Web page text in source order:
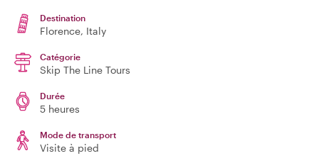
Destination
Florence, Italy
Catégorie
Skip The Line Tours
Durée
5 heures
Mode de transport
Visite à pied